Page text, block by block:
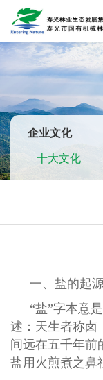
企业文化
十大文化
一、盐的起
“盐”字本意
述：天生者称卤
间远在五千年前
盐用火煎煮之鼻